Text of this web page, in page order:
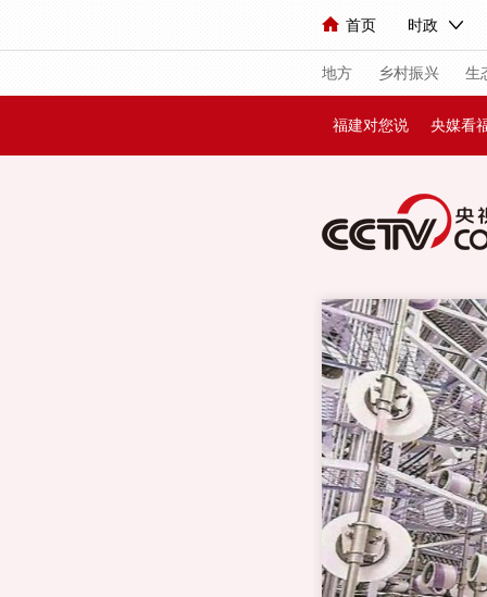
首页 时政
人民领袖习近平 联
直播 栏目大
海外频道 iPanda
地方 乡村振兴 生
总台春晚 网
新闻 国内
视频 小央视频
现场 前线
体育 直播
VIP会员
财经 教育
大国智造 大
福建对您说 央媒看